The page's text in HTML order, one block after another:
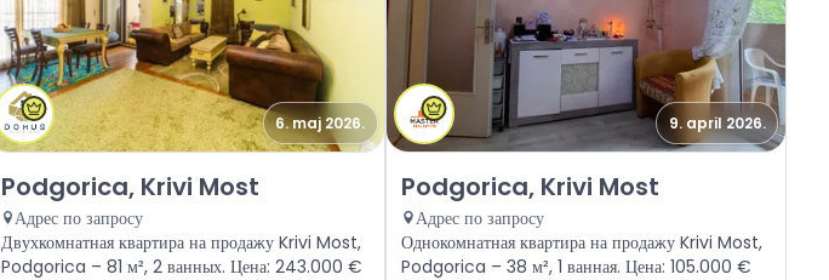
6. maj 2026.
Продажа - Квартира Podgorica, Krivi Most
Podgorica, Krivi Most
Адрес по запросу
Двухкомнатная квартира на продажу Krivi Most,
Podgorica – 81 м², 2 ванных. Цена: 243.000 €
9. april 2026.
Продажа - Квартира Podgorica, Krivi Most
Podgorica, Krivi Most
Адрес по запросу
Однокомнатная квартира на продажу Krivi Most,
Podgorica – 38 м², 1 ванная. Цена: 105.000 €